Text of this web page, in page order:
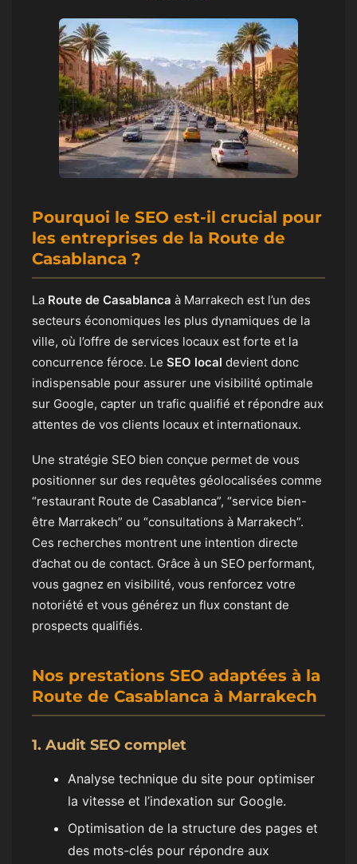
Pourquoi le SEO est-il crucial pour
les entreprises de la Route de
Casablanca ?
La Route de Casablanca à Marrakech est l’un des
secteurs économiques les plus dynamiques de la
ville, où l’offre de services locaux est forte et la
concurrence féroce. Le SEO local devient donc
indispensable pour assurer une visibilité optimale
sur Google, capter un trafic qualifié et répondre aux
attentes de vos clients locaux et internationaux.
Une stratégie SEO bien conçue permet de vous
positionner sur des requêtes géolocalisées comme
“restaurant Route de Casablanca”, “service bien-
être Marrakech” ou “consultations à Marrakech”.
Ces recherches montrent une intention directe
d’achat ou de contact. Grâce à un SEO performant,
vous gagnez en visibilité, vous renforcez votre
notoriété et vous générez un flux constant de
prospects qualifiés.
Nos prestations SEO adaptées à la
Route de Casablanca à Marrakech
1. Audit SEO complet
Analyse technique du site pour optimiser
la vitesse et l’indexation sur Google.
Optimisation de la structure des pages et
des mots-clés pour répondre aux